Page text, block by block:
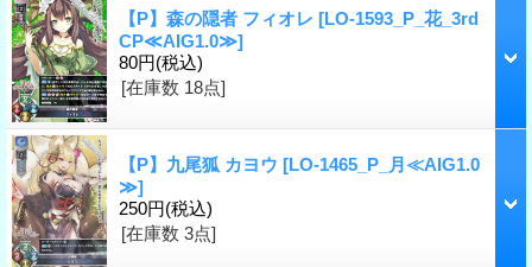
【P】森の隠者 フィオレ [LO-1593_P_花_3rd
CP≪AIG1.0≫]
80円(税込)
[在庫数 18点]
【P】九尾狐 カヨウ [LO-1465_P_月≪AIG1.0
≫]
250円(税込)
[在庫数 3点]